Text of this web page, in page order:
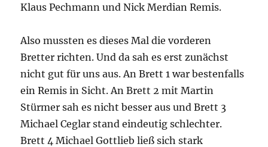
Klaus Pechmann und Nick Merdian Remis.
Also mussten es dieses Mal die vorderen
Bretter richten. Und da sah es erst zunächst
nicht gut für uns aus. An Brett 1 war bestenfalls
ein Remis in Sicht. An Brett 2 mit Martin
Stürmer sah es nicht besser aus und Brett 3
Michael Ceglar stand eindeutig schlechter.
Brett 4 Michael Gottlieb ließ sich stark